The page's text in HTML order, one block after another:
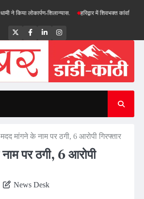
लोकार्पण-शिलान्यास. हरिद्वार में शिवभक्त कांवड़ियों पर
TwitterFacebookLinkedInInstagram
मदद मांगने के नाम पर ठगी, 6 आरोपी गिरफ्तार
पर ठगी, 6 आरोपी
News Desk